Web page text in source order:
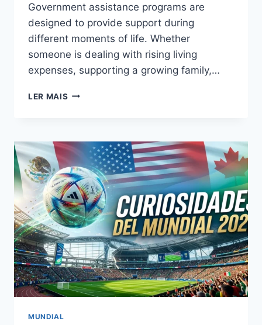
Government assistance programs are
designed to provide support during
different moments of life. Whether
someone is dealing with rising living
expenses, supporting a growing family,…
LER MAIS GOVERNMENT
US:
RESOURCES
THAT
MAY
HELP
ELIGIBLE
HOUSEHOLDS
MUNDIAL